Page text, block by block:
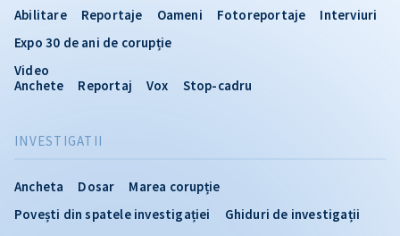
INVESTIGATII
Ancheta Dosar
Marea corupție
Povești din spatele investigației
Ghiduri de investigații
Abilitare Reportaje Oameni Fotoreportaje
Interviuri
Expo 30 de ani de corupție
Video
Anchete
Reportaj Vox Stop-cadru